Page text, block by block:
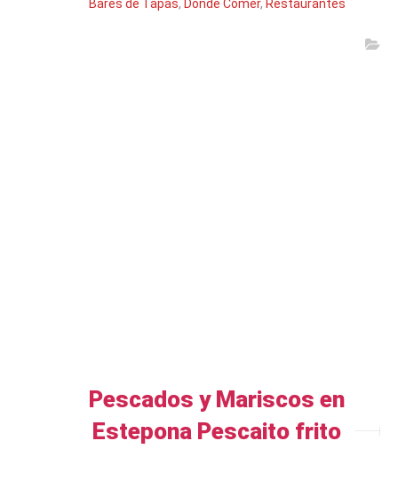
Bares de Tapas, Donde Comer, Restaurantes
Pescados y Mariscos en
Estepona Pescaito frito